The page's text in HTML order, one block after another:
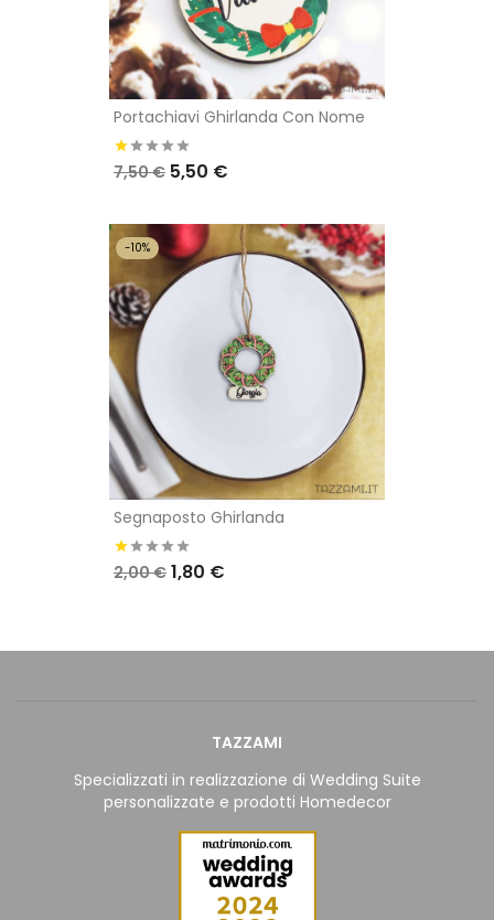
Portachiavi Ghirlanda Con Nome
7,50 € 5,50 €
Segnaposto Ghirlanda
2,00 € 1,80 €
-10%
TAZZAMI
Specializzati in realizzazione di Wedding Suite
personalizzate e prodotti Homedecor